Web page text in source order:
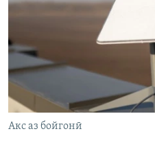
Акс аз бойгонӣ